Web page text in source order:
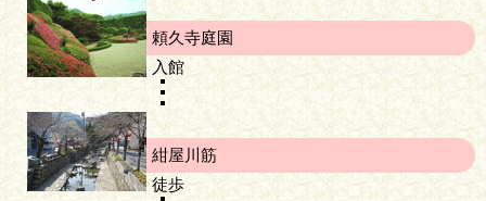
頼久寺庭園
入館
紺屋川筋
徒歩